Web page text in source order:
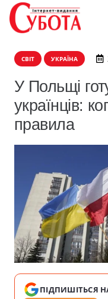
СВІТ УКРАЇНА
У Польщі
українців:
правила
ПІДПИШІТЬСЯ